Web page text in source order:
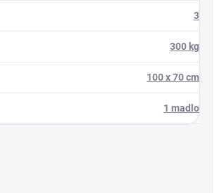
3
300 kg
100 x 70 cm
1 madlo